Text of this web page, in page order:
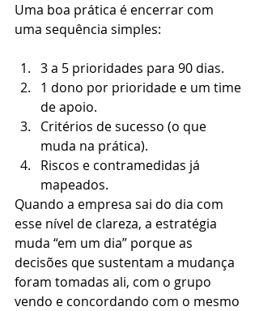
Uma boa prática é encerrar com
uma sequência simples:
3 a 5 prioridades para 90 dias.
1 dono por prioridade e um time
de apoio.
Critérios de sucesso (o que
muda na prática).
Riscos e contramedidas já
mapeados.
Quando a empresa sai do dia com
esse nível de clareza, a estratégia
muda “em um dia” porque as
decisões que sustentam a mudança
foram tomadas ali, com o grupo
vendo e concordando com o mesmo